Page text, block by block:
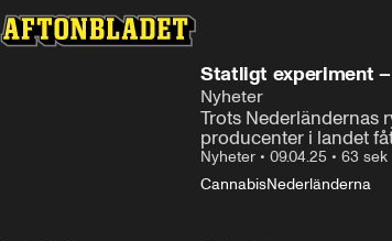
Statligt experiment –
Nyheter
Trots Nederländernas
producenter i landet
Nyheter • 09.04.25 • 63 sek
CannabisNederländerna